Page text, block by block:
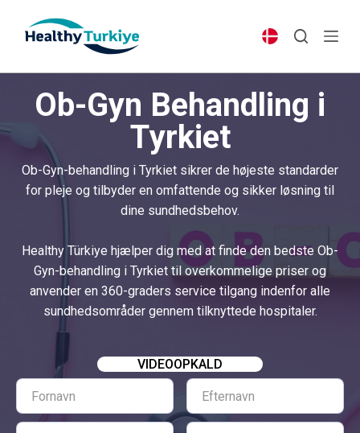
p
Ob-Gyn Behandling i
Tyrkiet
Ob-Gyn-behandling i Tyrkiet sikrer de højeste standarder
for pleje og tilbyder en omfattende og sikker løsning til
dine sundhedsbehov.
Healthy Türkiye hjælper dig med at finde den bedste Ob-
Gyn-behandling i Tyrkiet til overkommelige priser og
anvender en 360-graders service tilgang indenfor alle
sundhedsområder gennem tilknyttede hospitaler.
VIDEOOPKALD